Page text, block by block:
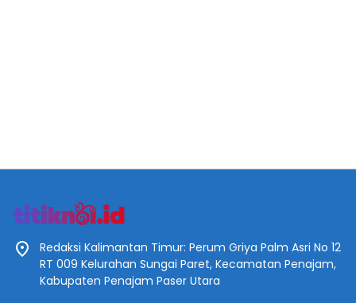
Redaksi Kalimantan Timur: Perum Griya Palm Asri No 12
RT 009 Kelurahan Sungai Paret, Kecamatan Penajam,
Kabupaten Penajam Paser Utara